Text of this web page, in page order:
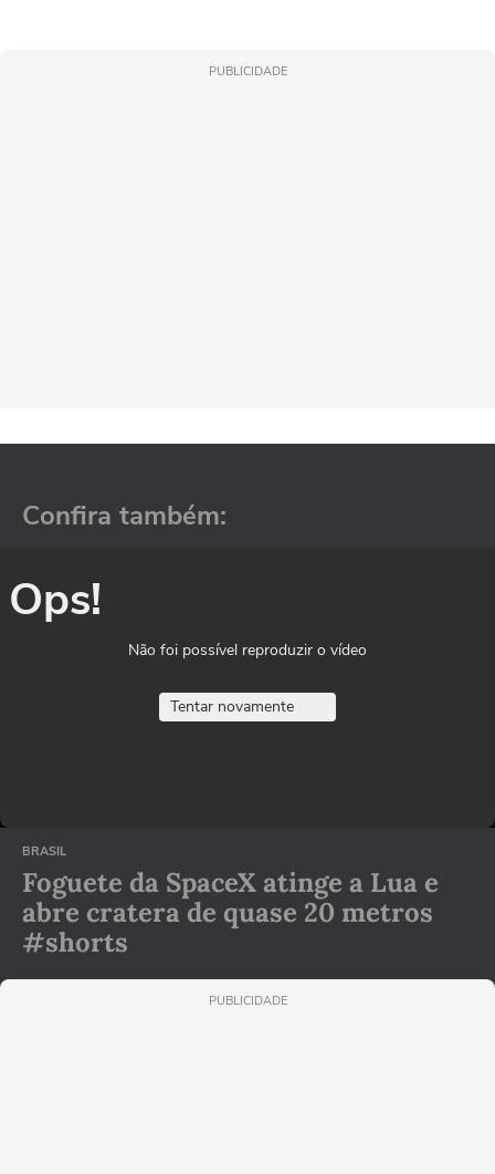
PUBLICIDADE
Confira também:
Ops!
Não foi possível reproduzir o vídeo
Tentar novamente
BRASIL
Foguete da SpaceX atinge a Lua e
abre cratera de quase 20 metros
#shorts
PUBLICIDADE